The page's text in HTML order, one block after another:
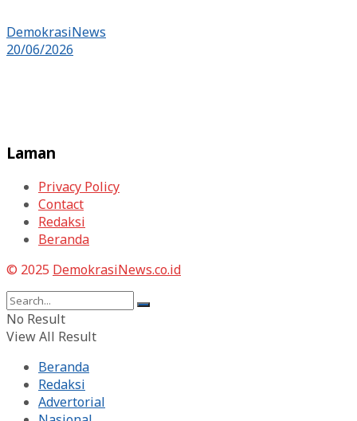
DemokrasiNews
20/06/2026
Laman
Privacy Policy
Contact
Redaksi
Beranda
© 2025 DemokrasiNews.co.id
No Result
View All Result
Beranda
Redaksi
Advertorial